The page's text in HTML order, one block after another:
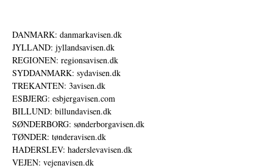
DANMARK: danmarkavisen.dk
JYLLAND: jyllandsavisen.dk
REGIONEN: regionsavisen.dk
SYDDANMARK: sydavisen.dk
TREKANTEN: 3avisen.dk
ESBJERG: esbjergavisen.com
BILLUND: billundavisen.dk
SØNDERBORG: sønderborgavisen.dk
TØNDER: tønderavisen.dk
HADERSLEV: haderslevavisen.dk
VEJEN: vejenavisen.dk